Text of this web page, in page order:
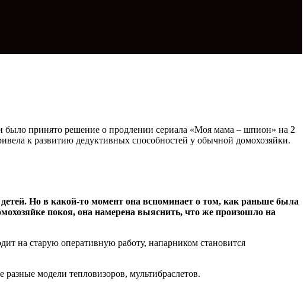
было принято решение о продлении сериала «Моя мама – шпион» на 2
к развитию дедуктивных способностей у обычной домохозяйки.
Но в какой-то момент она вспоминает о том, как раньше была
покоя, она намерена выяснить, что же произошло на
на старую оперативную работу, напарником становится
модели тепловизоров, мультибраслетов.